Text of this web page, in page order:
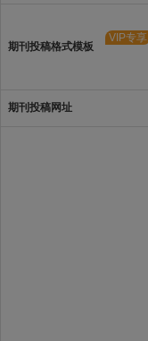
期刊投稿格式模板
VIP专享
期刊投稿网址